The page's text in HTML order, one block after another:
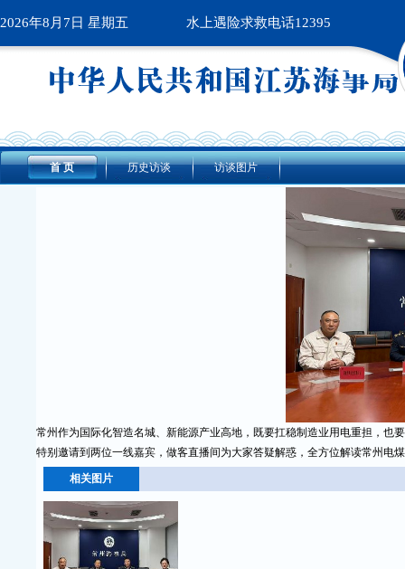
2026年8月7日 星期五 水上遇险求救电话12395
首 页 历史访谈 访谈图片
常州作为国际化智造名城、新能源产业高地，既要扛稳制造业用电重担，也
特别邀请到两位一线嘉宾，做客直播间为大家答疑解惑，全方位解读常州电
相关图片